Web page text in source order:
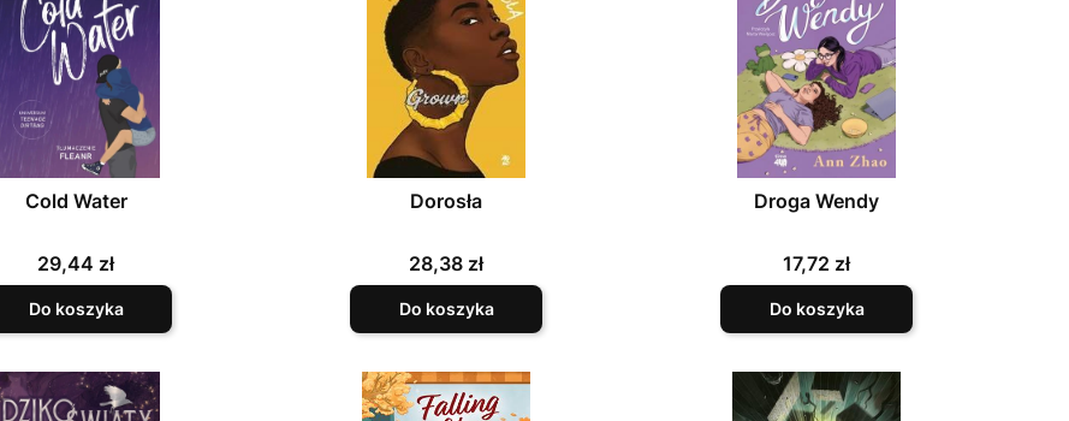
Cold Water
Cena
29,44 zł
Do koszyka
Dorosła
Cena
28,38 zł
Do koszyka
Droga Wendy
Cena
17,72 zł
Do koszyka